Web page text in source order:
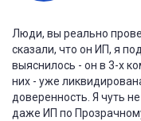
Люди, вы реально
сказали, что он ИП, я
выяснилось - он в 3-х
них - уже
доверенность. Я чуть
даже ИП по